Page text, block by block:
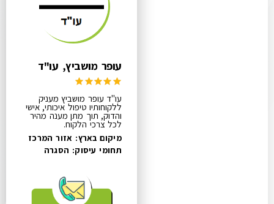
עופר מושביץ, עו"ד
עו"ד עופר מושביץ מעניק
ללקוחותיו טיפול איכותי, אישי
והדוק, תוך מתן מענה מהיר
לכל צרכי הלקוח.
מיקום בארץ: אזור המרכז
תחומי עיסוק: הסגרה